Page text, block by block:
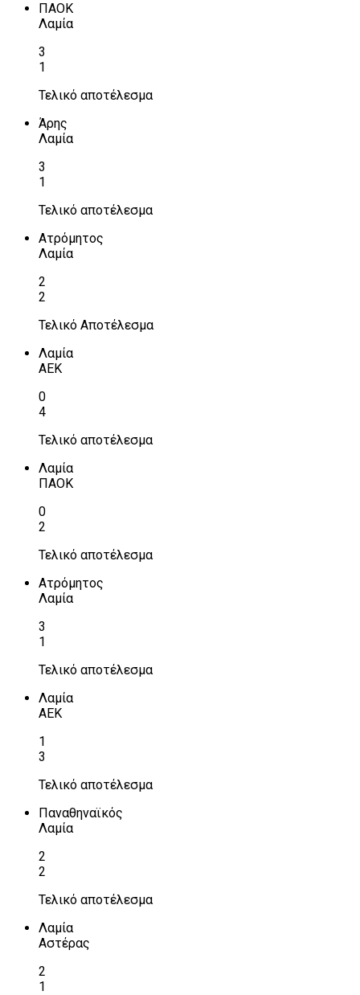
ΠΑΟΚ
Λαμία
3
1
Τελικό αποτέλεσμα
Άρης
Λαμία
3
1
Τελικό αποτέλεσμα
Ατρόμητος
Λαμία
2
2
Τελικό Αποτέλεσμα
Λαμία
ΑΕΚ
0
4
Τελικό αποτέλεσμα
Λαμία
ΠΑΟΚ
0
2
Τελικό αποτέλεσμα
Ατρόμητος
Λαμία
3
1
Τελικό αποτέλεσμα
Λαμία
ΑΕΚ
1
3
Τελικό αποτέλεσμα
Παναθηναϊκός
Λαμία
2
2
Τελικό αποτέλεσμα
Λαμία
Αστέρας
2
1